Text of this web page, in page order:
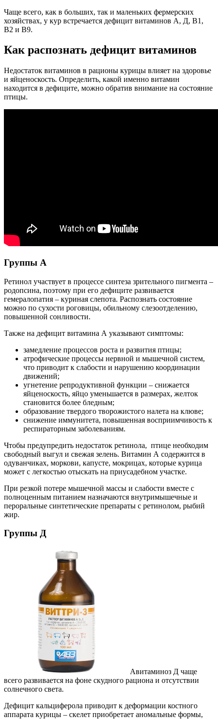
Чаще всего, как в больших, так и маленьких фермерских
хозяйствах, у кур встречается дефицит витаминов А, Д, В1,
В2 и В9.
Как распознать дефицит витаминов
Недостаток витаминов в рационы курицы влияет на здоровье
и яйценоскость. Определить, какой именно витамин
находится в дефиците, можно обратив внимание на состояние
птицы.
Группы А
Ретинол участвует в процессе синтеза зрительного пигмента –
родопсина, поэтому при его дефиците развивается
гемералопатия – куриная слепота. Распознать состояние
можно по сухости роговицы, обильному слезоотделению,
повышенной сонливости.
Также на дефицит витамина А указывают симптомы:
замедление процессов роста и развития птицы;
атрофические процессы нервной и мышечной систем,
что приводит к слабости и нарушению координации
движений;
угнетение репродуктивной функции – снижается
яйценоскость, яйцо уменьшается в размерах, желток
становится более бледным;
образование твердого творожистого налета на клюве;
снижение иммунитета, повышенная восприимчивость к
респираторным заболеваниям.
Чтобы предупредить недостаток ретинола, птице необходим
свободный выгул и свежая зелень. Витамин А содержится в
одуванчиках, моркови, капусте, мокрицах, которые курица
может с легкостью отыскать на приусадебном участке.
При резкой потере мышечной массы и слабости вместе с
полноценным питанием назначаются внутримышечные и
пероральные синтетические препараты с ретинолом, рыбий
жир.
Группы Д
Авитаминоз Д чаще
всего развивается на фоне скудного рациона и отсутствии
солнечного света.
Дефицит кальциферола приводит к деформации костного
аппарата курицы – скелет приобретает аномальные формы,